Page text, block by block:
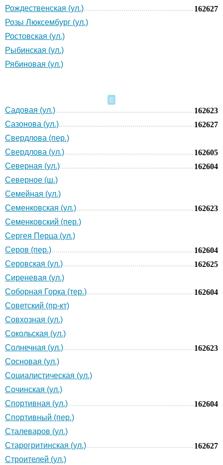
Рождественская (ул.)
162627
Розы Люксембург (ул.)
Ростовская (ул.)
Рыбинская (ул.)
Рябиновая (ул.)
С
Садовая (ул.)
162623
Сазонова (ул.)
162627
Свердлова (пер.)
Свердлова (ул.)
162605
Северная (ул.)
162604
Северное (ш.)
Семейная (ул.)
Семенковская (ул.)
162623
Семенковский (пер.)
Сергея Перца (ул.)
Серов (пер.)
162604
Серовская (ул.)
162625
Сиреневая (ул.)
Соборная Горка (тер.)
162604
Советский (пр-кт)
Совхозная (ул.)
Сокольская (ул.)
Солнечная (ул.)
162623
Сосновая (ул.)
Социалистическая (ул.)
Сочинская (ул.)
Спортивная (ул.)
162604
Спортивный (пер.)
Сталеваров (ул.)
Старогритинская (ул.)
162627
Строителей (ул.)